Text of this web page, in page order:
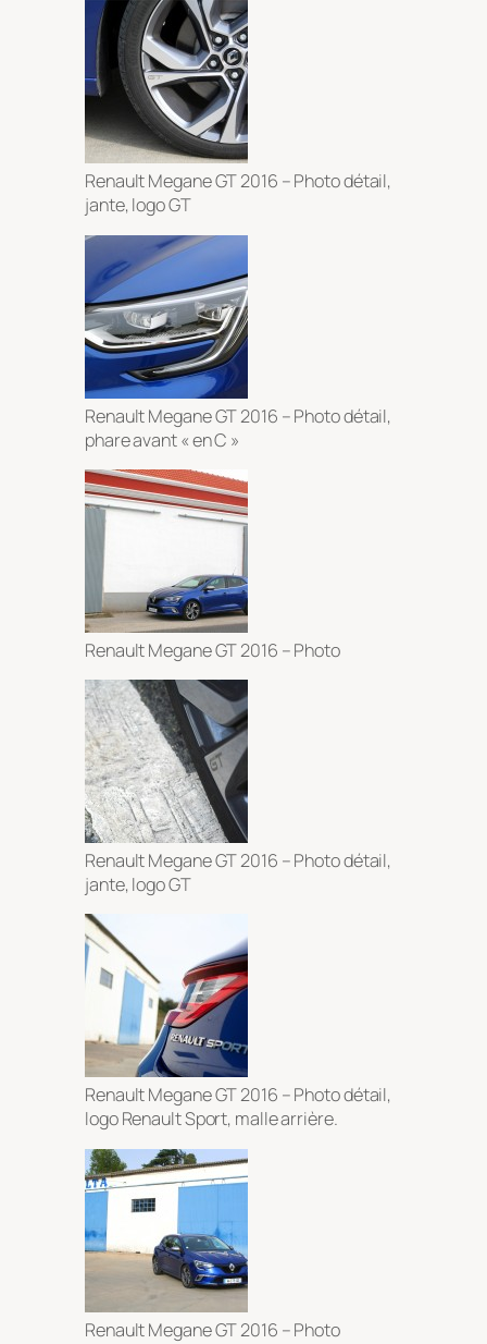
Renault Megane GT 2016 – Photo détail,
jante, logo GT
Renault Megane GT 2016 – Photo détail,
phare avant « en C »
Renault Megane GT 2016 – Photo
Renault Megane GT 2016 – Photo détail,
jante, logo GT
Renault Megane GT 2016 – Photo détail,
logo Renault Sport, malle arrière.
Renault Megane GT 2016 – Photo